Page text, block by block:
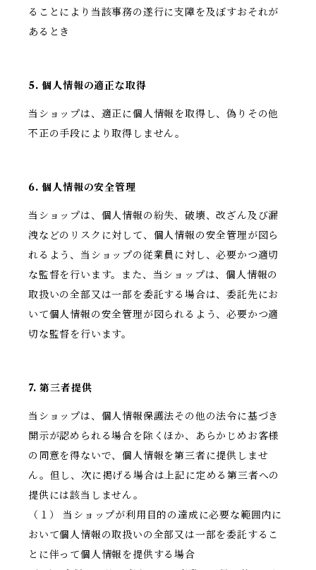
ることにより当該事務の遂行に支障を及ぼすおそれが
あるとき
5. 個人情報の適正な取得
当ショップは、適正に個人情報を取得し、偽りその他
不正の手段により取得しません。
6. 個人情報の安全管理
当ショップは、個人情報の紛失、破壊、改ざん及び漏
洩などのリスクに対して、個人情報の安全管理が図ら
れるよう、当ショップの従業員に対し、必要かつ適切
な監督を行います。また、当ショップは、個人情報の
取扱いの全部又は一部を委託する場合は、委託先にお
いて個人情報の安全管理が図られるよう、必要かつ適
切な監督を行います。
7. 第三者提供
当ショップは、個人情報保護法その他の法令に基づき
開示が認められる場合を除くほか、あらかじめお客様
の同意を得ないで、個人情報を第三者に提供しませ
ん。但し、次に掲げる場合は上記に定める第三者への
提供には該当しません。
（１） 当ショップが利用目的の達成に必要な範囲内に
おいて個人情報の取扱いの全部又は一部を委託するこ
とに伴って個人情報を提供する場合